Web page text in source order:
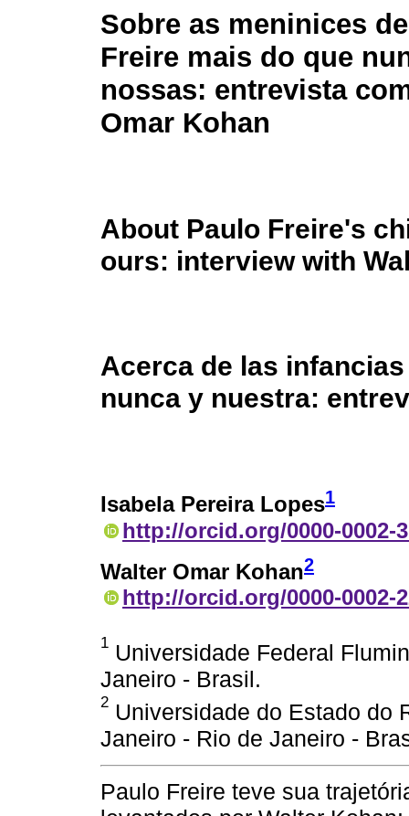
Sobre as meninices
Freire mais do que
nossas: entrevista
Omar Kohan
About Paulo Freire's
ours: interview with
Acerca de las
nunca y nuestra:
Isabela Pereira Lopes1
http://orcid.org/0000-0002-
Walter Omar Kohan2
http://orcid.org/0000-0002-
1 Universidade Federal
Janeiro - Brasil.
2 Universidade do Estado do
Janeiro - Rio de Janeiro -
Paulo Freire teve sua